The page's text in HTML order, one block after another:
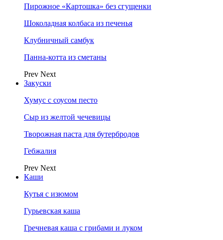
Пирожное «Картошка» без сгущенки
Шоколадная колбаса из печенья
Клубничный самбук
Панна-котта из сметаны
Prev Next
Закуски
Хумус с соусом песто
Сыр из желтой чечевицы
Творожная паста для бутербродов
Гебжалия
Prev Next
Каши
Кутья с изюмом
Гурьевская каша
Гречневая каша с грибами и луком